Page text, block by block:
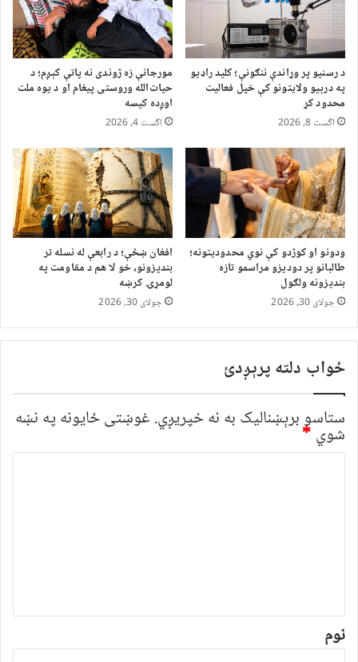
د رسنیو پر وړاندې ننګونې؛ کلید راډیو
په درېیو ولایتونو کې خپل فعالیت
محدود کړ
اگست 8, 2026
مورجانې زه ژوندی نه پاتې کېږم؛ د
حیات‌الله وروستی پیغام او د یوه ملت
اوږده کیسه
اگست 4, 2026
ودونو او کوژدو کې نوي محدودیتونه؛
طالبانو پر دودیزو مراسمو تازه
بندیزونه ولګول
جولای 30, 2026
افغان ښځې؛ د رابعې له نسله تر
بندیزونو، خو لا هم د مقاومت په
لومړۍ کرښه
جولای 30, 2026
ځواب دلته پرېږدئ
ستاسو برېښناليک به نه خپريږي. غوښتى ځایونه په نښه
شوي *
*
نوم